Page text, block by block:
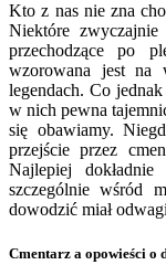
Kto z nas nie zna
Niektóre zwyczajnie
przechodzące po
wzorowana jest na
legendach. Co
w nich pewna
się obawiamy.
przejście przez
Najlepiej
szczególnie wśród
dowodzić miał
Cmentarz a opowieści o